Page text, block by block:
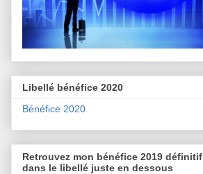
Libellé bénéfice 2020
Bénéfice 2020
Retrouvez mon bénéfice 2019 définitif
dans le libellé juste en dessous